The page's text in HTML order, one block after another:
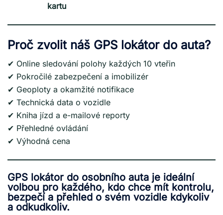
kartu
Proč zvolit náš GPS lokátor do auta?
✔ Online sledování polohy každých 10 vteřin
✔ Pokročilé zabezpečení a imobilizér
✔ Geoploty a okamžité notifikace
✔ Technická data o vozidle
✔ Kniha jízd a e-mailové reporty
✔ Přehledné ovládání
✔ Výhodná cena
GPS lokátor do osobního auta je ideální
volbou pro každého, kdo chce mít kontrolu,
bezpečí a přehled o svém vozidle kdykoliv
a odkudkoliv.